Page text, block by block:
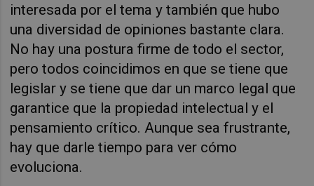
interesada por el tema y también que hubo
una diversidad de opiniones bastante clara.
No hay una postura firme de todo el sector,
pero todos coincidimos en que se tiene que
legislar y se tiene que dar un marco legal que
garantice que la propiedad intelectual y el
pensamiento crítico. Aunque sea frustrante,
hay que darle tiempo para ver cómo
evoluciona.